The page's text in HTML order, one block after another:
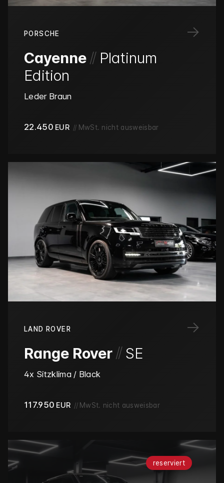
→
PORSCHE
Cayenne // Platinum
Edition
Leder Braun
22.450 EUR // MwSt. nicht ausweisbar
→
LAND ROVER
Range Rover // SE
4x Sitzklima / Black
117.950 EUR // MwSt. nicht ausweisbar
reserviert